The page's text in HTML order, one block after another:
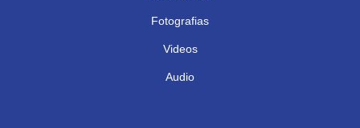
Fotografias
Videos
Audio